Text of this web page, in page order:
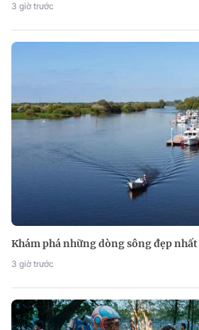
3 giờ trước
Khám phá những dòng sông đẹp
3 giờ trước